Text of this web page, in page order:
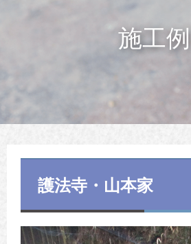
施工例
護法寺・山本家